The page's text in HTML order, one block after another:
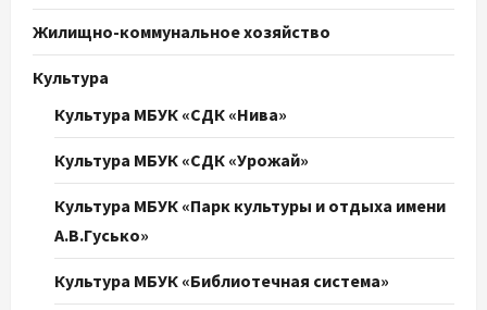
Жилищно-коммунальное хозяйство
Культура
Культура МБУК «СДК «Нива»
Культура МБУК «СДК «Урожай»
Культура МБУК «Парк культуры и отдыха имени
А.В.Гусько»
Культура МБУК «Библиотечная система»